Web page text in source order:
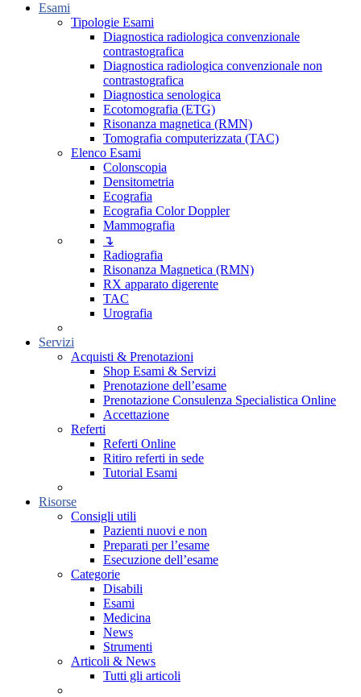
Esami
Tipologie Esami
Diagnostica radiologica convenzionale
contrastografica
Diagnostica radiologica convenzionale non
contrastografica
Diagnostica senologica
Ecotomografia (ETG)
Risonanza magnetica (RMN)
Tomografia computerizzata (TAC)
Elenco Esami
Colonscopia
Densitometria
Ecografia
Ecografia Color Doppler
Mammografia
↴
Radiografia
Risonanza Magnetica (RMN)
RX apparato digerente
TAC
Urografia
Servizi
Acquisti & Prenotazioni
Shop Esami & Servizi
Prenotazione dell’esame
Prenotazione Consulenza Specialistica Online
Accettazione
Referti
Referti Online
Ritiro referti in sede
Tutorial Esami
Risorse
Consigli utili
Pazienti nuovi e non
Preparati per l’esame
Esecuzione dell’esame
Categorie
Disabili
Esami
Medicina
News
Strumenti
Articoli & News
Tutti gli articoli